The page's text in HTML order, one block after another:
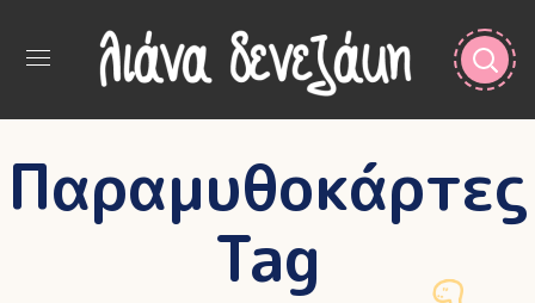
Παραμυθοκάρτες
Tag